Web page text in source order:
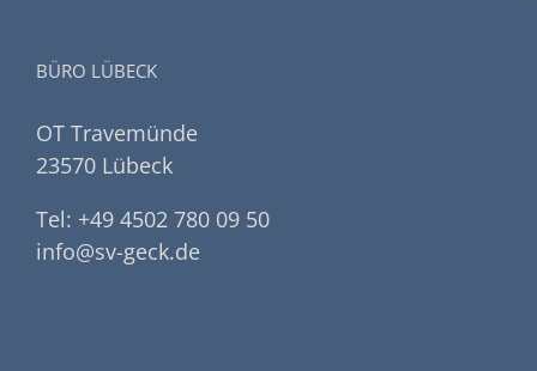
BÜRO LÜBECK
OT Travemünde
23570 Lübeck
Tel: +49 4502 780 09 50
info@sv-geck.de